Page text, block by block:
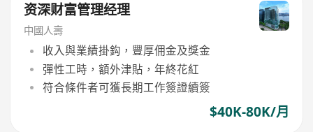
资深财富管理经理
中國人壽
收入與業績掛鈎，豐厚佣金及獎金
彈性工時，額外津貼，年終花紅
符合條件者可獲長期工作簽證續簽
$40K-80K/月